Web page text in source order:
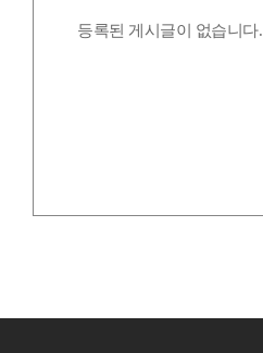
등록된 게시글이 없습니다.